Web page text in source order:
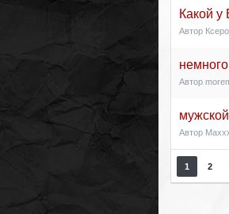
Какой у
Автор
Автор
Автор
1 2